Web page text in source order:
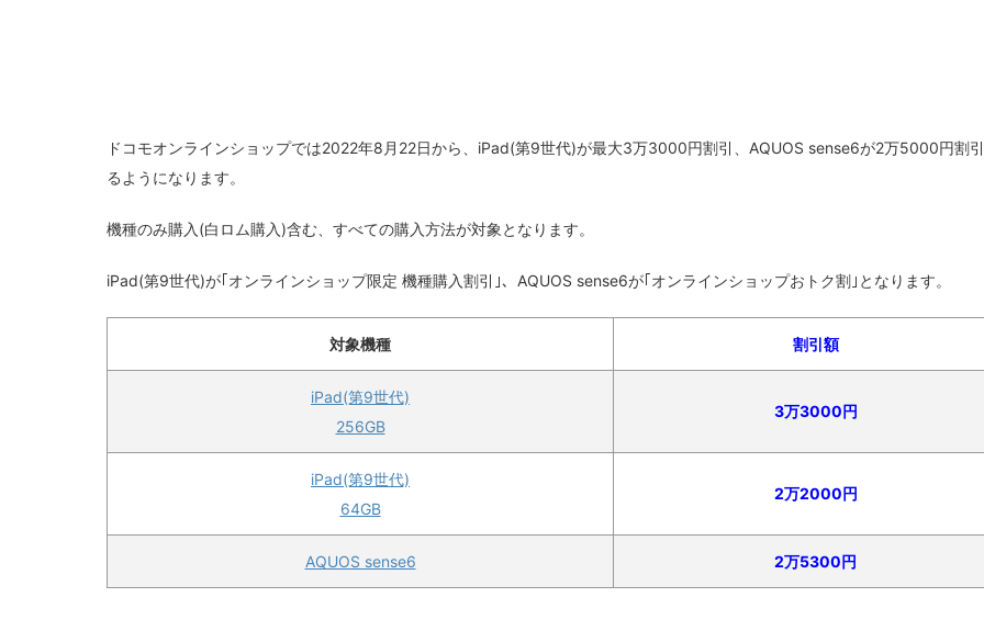
ドコモオンラインショップでは2022年8月22日から、iPad(第9世代)が最大3万3000円割引、AQUOS sense6が2万5000円割
るようになります。
機種のみ購入(白ロム購入)含む、すべての購入方法が対象となります。
iPad(第9世代)が｢オンラインショップ限定 機種購入割引｣、AQUOS sense6が｢オンラインショップおトク割｣となります。
対象機種 割引額
iPad(第9世代)
256GB
3万3000円
iPad(第9世代)
64GB
2万2000円
AQUOS sense6 2万5300円